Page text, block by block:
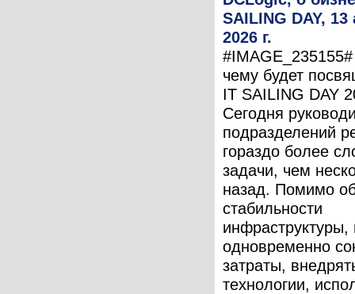
SAILING DAY, 13
2026 г.
чему будет
IT SAILING DAY
Сегодня
подразделений
гораздо более
задачи, чем
назад. Помимо
стабильности
одновременно
затраты,
технологии,